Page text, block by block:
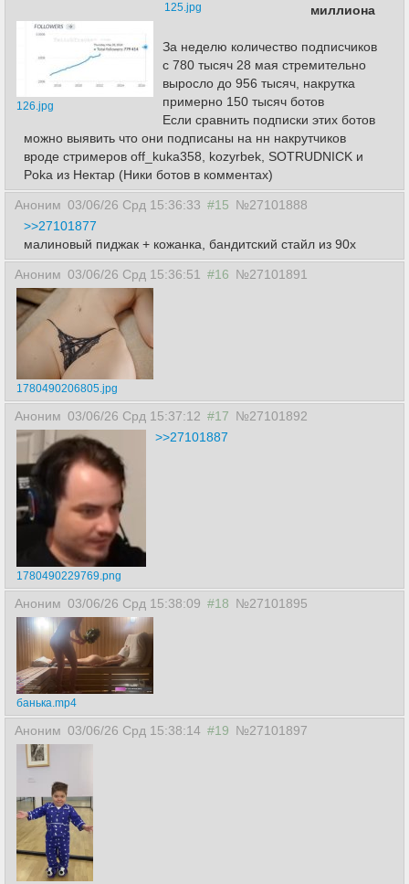
125.jpg
126.jpg
миллиона
За неделю количество подписчиков
с 780 тысяч 28 мая стремительно
выросло до 956 тысяч, накрутка
примерно 150 тысяч ботов
Если сравнить подписки этих ботов
можно выявить что они подписаны на нн накрутчиков
вроде стримеров off_kuka358, kozyrbek, SOTRUDNICK и
Poka из Нектар (Ники ботов в комментах)
Аноним 03/06/26 Срд 15:36:33 #15 №27101888
>>27101877
малиновый пиджак + кожанка, бандитский стайл из 90х
Аноним 03/06/26 Срд 15:36:51 #16 №27101891
1780490206805.jpg
Аноним 03/06/26 Срд 15:37:12 #17 №27101892
1780490229769.png
>>27101887
Аноним 03/06/26 Срд 15:38:09 #18 №27101895
банька.mp4
Аноним 03/06/26 Срд 15:38:14 #19 №27101897